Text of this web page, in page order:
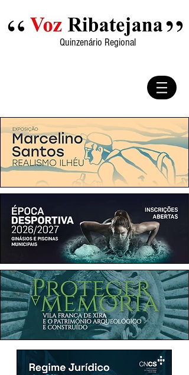
Quinzenário Regional